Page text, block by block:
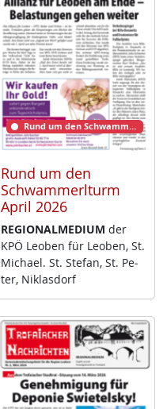
Rund um den Schwammerlturm
Rund um den
Schwammerlturm
April 2026
RE­GIO­NAL­ME­DI­UM der
KPÖ Leo­ben für Leo­ben, St.
Mi­cha­el. St. Ste­fan, St. Pe­
ter, Niklas­dorf